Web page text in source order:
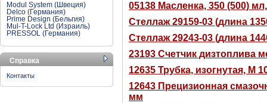
05138 Масленка, 350 (500)
Стеллаж 29159-03 (длина
Стеллаж 29243-03 (длина
23193 Счетчик дизтоплива
12635 Трубка, изогнутая, M
12643 Прецизионная
мм
Modul System (Швеция)
Delco (Германия)
Prime Design (Бельгия)
Mul-T-Lock Ltd (Израиль)
PRESSOL (Германия)
Справка
Контакты